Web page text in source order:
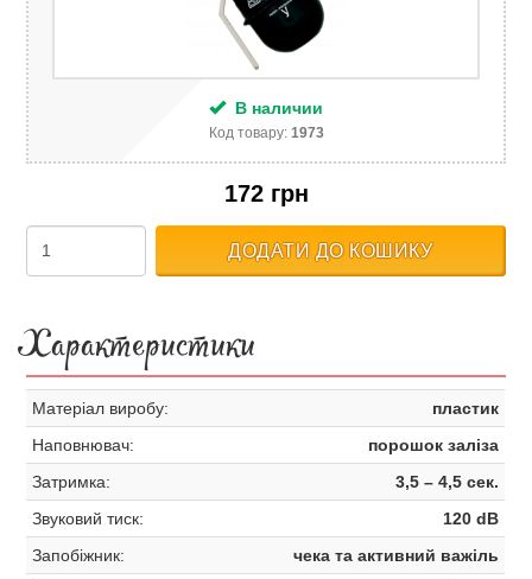
В наличии
Код товару: 1973
172 грн
ДОДАТИ ДО КОШИКУ
Характеристики
Матеріал виробу:
пластик
Наповнювач:
порошок заліза
Затримка:
3,5 – 4,5 сек.
Звуковий тиск:
120 dB
Запобіжник:
чека та активний важіль